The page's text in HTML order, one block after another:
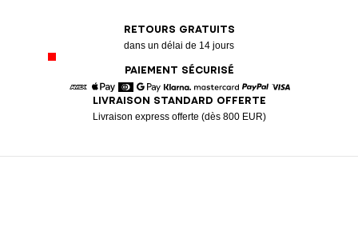
RETOURS GRATUITS
dans un délai de 14 jours
PAIEMENT SÉCURISÉ
American Express
Apple Pay
DinersGoogle Pay
Klarna MastercardPaypal
LIVRAISON STANDARD OFFERTE
Livraison express offerte (dès 800 EUR)